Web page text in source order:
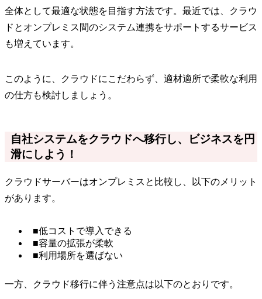
全体として最適な状態を目指す方法です。最近では、クラウ
ドとオンプレミス間のシステム連携をサポートするサービス
も増えています。
このように、クラウドにこだわらず、適材適所で柔軟な利用
の仕方も検討しましょう。
自社システムをクラウドへ移行し、ビジネスを円
滑にしよう！
クラウドサーバーはオンプレミスと比較し、以下のメリット
があります。
■低コストで導入できる
■容量の拡張が柔軟
■利用場所を選ばない
一方、クラウド移行に伴う注意点は以下のとおりです。